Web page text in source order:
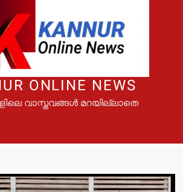
ONLINE NEWS
വാസ്തവങ്ങൾ മറയില്ലാതെ